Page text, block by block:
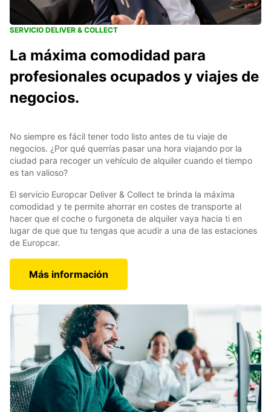
SERVICIO DELIVER & COLLECT
La máxima comodidad para
profesionales ocupados y viajes de
negocios.
No siempre es fácil tener todo listo antes de tu viaje de
negocios. ¿Por qué querrías pasar una hora viajando por la
ciudad para recoger un vehículo de alquiler cuando el tiempo
es tan valioso?
El servicio Europcar Deliver & Collect te brinda la máxima
comodidad y te permite ahorrar en costes de transporte al
hacer que el coche o furgoneta de alquiler vaya hacia ti en
lugar de que que tu tengas que acudir a una de las estaciones
de Europcar.
Más información